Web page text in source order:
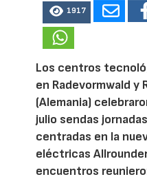
1917
Los centros
en Radevormwald y
(Alemania)
julio sendas
centradas en la
eléctricas
encuentros